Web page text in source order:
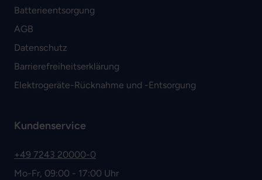
Batterieentsorgung
AGB
Datenschutz
Barrierefreiheitserklärung
Elektrogeräte-Rücknahme und -Entsorgung
Kundenservice
+49 7243 20000-0
Mo-Fr, 09:00 - 17:00 Uhr